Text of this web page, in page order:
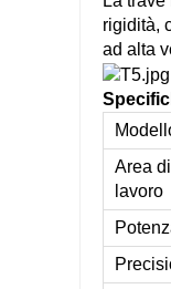
rigidità,
ad alta
Area
lavoro